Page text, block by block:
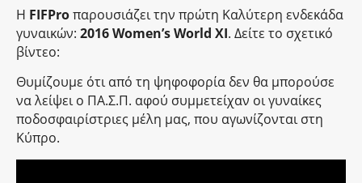
Η FIFProπαρουσιάζει την πρώτη Καλύτερη ενδεκάδα
γυναικών: 2016 Women’s World XI. Δείτε το σχετικό
βίντεο:
Θυμίζουμε ότι από τη ψηφοφορία δεν θα μπορούσε
να λείψει ο ΠΑ.Σ.Π. αφού συμμετείχαν οι γυναίκες
ποδοσφαιρίστριες μέλη μας, που αγωνίζονται στη
Κύπρο.